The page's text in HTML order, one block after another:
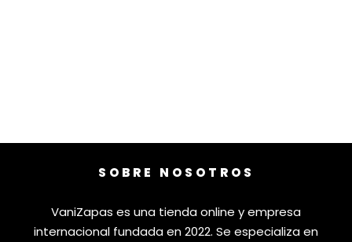
SOBRE NOSOTROS
VaniZapas es una tienda online y empresa
internacional fundada en 2022. Se especializa en